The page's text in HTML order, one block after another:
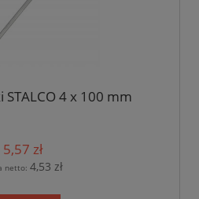
STALCO 4 x 100 mm
5,57 zł
netto: 4,53 zł